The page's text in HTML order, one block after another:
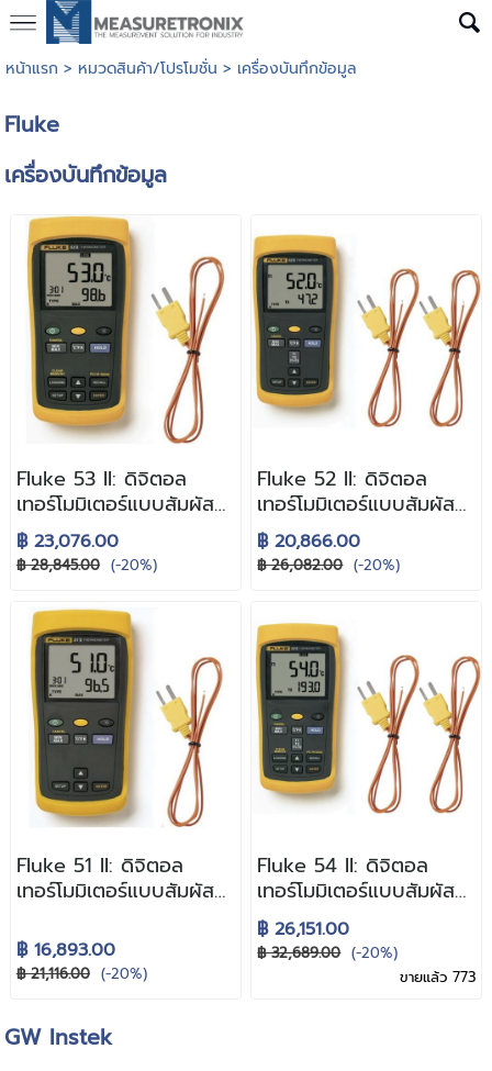
หน้าแรก > หมวดสินค้า/โปรโมชั่น > เครื่องบันทึกข้อมูล
Fluke
เครื่องบันทึกข้อมูล
Fluke 53 II: ดิจิตอล
เทอร์โมมิเตอร์แบบสัมผัส
ขนาดมือถือ
฿ 23,076.00
฿ 28,845.00 (-20%)
Fluke 52 II: ดิจิตอล
เทอร์โมมิเตอร์แบบสัมผัส
ขนาดมือถือ
฿ 20,866.00
฿ 26,082.00 (-20%)
Fluke 51 II: ดิจิตอล
เทอร์โมมิเตอร์แบบสัมผัส
฿ 16,893.00
฿ 21,116.00 (-20%)
Fluke 54 II: ดิจิตอล
เทอร์โมมิเตอร์แบบสัมผัส
ขนาดมือถือ
฿ 26,151.00
฿ 32,689.00 (-20%)
ขายแล้ว 773
GW Instek